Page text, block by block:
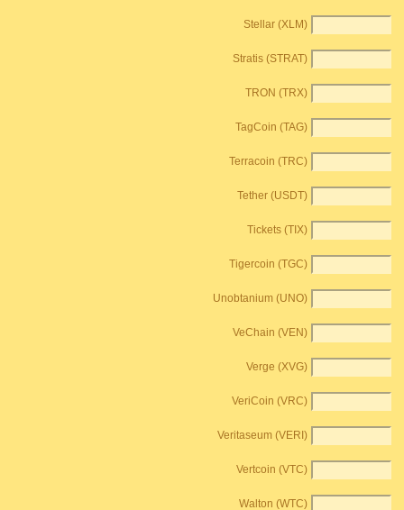
Stellar (XLM)
Stratis (STRAT)
TRON (TRX)
TagCoin (TAG)
Terracoin (TRC)
Tether (USDT)
Tickets (TIX)
Tigercoin (TGC)
Unobtanium (UNO)
VeChain (VEN)
Verge (XVG)
VeriCoin (VRC)
Veritaseum (VERI)
Vertcoin (VTC)
Walton (WTC)